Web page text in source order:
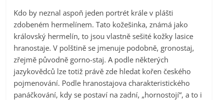
Kdo by neznal aspoň jeden portrét krále v plášti
zdobeném hermelínem. Tato kožešinka, známá jako
královský hermelín, to jsou vlastně sešité kožky lasice
hranostaje. V polštině se jmenuje podobně, gronostaj,
zřejmě původně gorno-staj. A podle některých
jazykovědců lze totiž právě zde hledat kořen českého
pojmenování. Podle hranostajova charakteristického
panáčkování, kdy se postaví na zadní, „hornostojí“, a to i